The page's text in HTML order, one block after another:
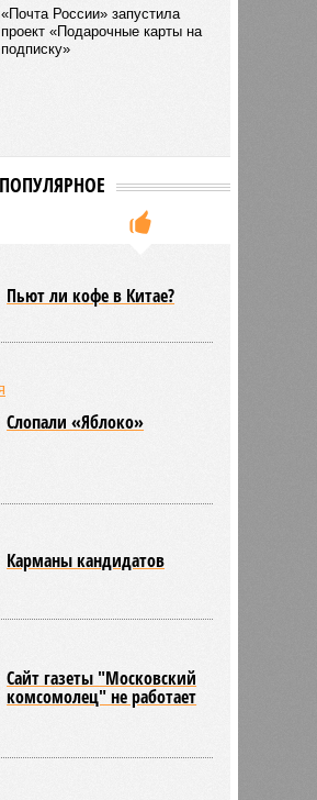
Периодика для всех
«Почта России» запустила
проект «Подарочные карты на
Сайт газеты "Московский